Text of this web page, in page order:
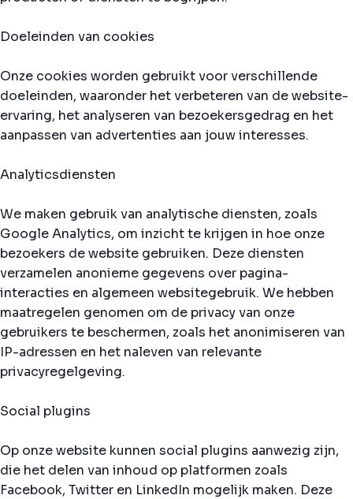
Doeleinden van cookies
Onze cookies worden gebruikt voor verschillende
doeleinden, waaronder het verbeteren van de website-
ervaring, het analyseren van bezoekersgedrag en het
aanpassen van advertenties aan jouw interesses.
Analyticsdiensten
We maken gebruik van analytische diensten, zoals
Google Analytics, om inzicht te krijgen in hoe onze
bezoekers de website gebruiken. Deze diensten
verzamelen anonieme gegevens over pagina-
interacties en algemeen websitegebruik. We hebben
maatregelen genomen om de privacy van onze
gebruikers te beschermen, zoals het anonimiseren van
IP-adressen en het naleven van relevante
privacyregelgeving.
Social plugins
Op onze website kunnen social plugins aanwezig zijn,
die het delen van inhoud op platformen zoals
Facebook, Twitter en LinkedIn mogelijk maken. Deze